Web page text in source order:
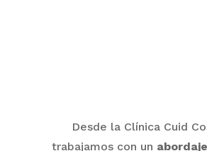
Desde la Clínica Cuid
trabajamos con un abordaje